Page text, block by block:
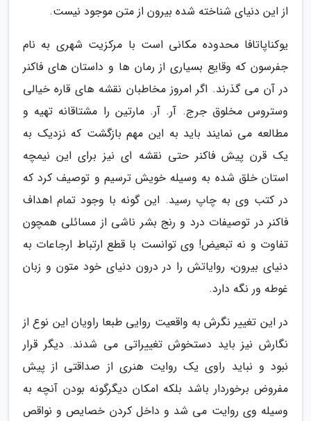
از این دنیای شناخته شده بیرون از متن موجود نیست.
یوکناپاتافا محدوده مکانی است با مرکزیت شهری به نام
جفرسون که وقایع بسیاری از رمان ها و داستان های فاکنر
در آن می گذرند. اگر امروز مخاطبان نقشه های قاره خیالی
وستروس مخلوق جرج. آر. آر. مارتین را مشتاقانه تهیه و
مطالعه می نمایند باید به این مهم بازگشت که نزدیک به
یک قرن پیش فاکنر حتی نقشه ای نیز برای این نیمچه
استان خلق شده به وسیله خویش ترسیم و توصیف کرد که
در کتب وی به چاپ رسید. این گونه با وجود تمام اهداف
فاکنر در توصیفات درد و رنج بشر ناشی از مسائلی همچون
تفاوت و نه تبعیض! وی توانست با قطع ارتباط ارجاعات به
دنیای بیرون، روایاتش را در درون دنیای خود متون و زبان
غوطه ور نگه دارد.
در این تغییر نگرش به واقعیت روایی طبعا راویان این نوع از
نگارش نیز باید دستخوش تغییراتی می شدند. دیگر قرار
نبود و نباید راوی یک روایت هنری از صداقتی از پیش
مفروض برخوردار باشد بلکه امکان دیگرگونه بودن آنچه به
وسیله وی روایت می شد و داخل کردن خصایص و نواقص